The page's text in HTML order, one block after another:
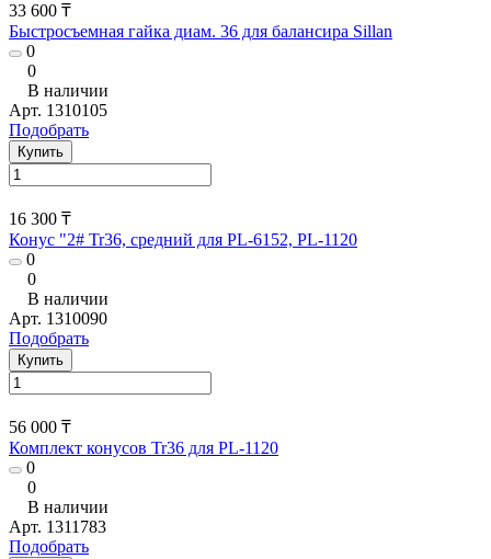
33 600 ₸
Быстросъемная гайка диам. 36 для балансира Sillan
0
0
В наличии
Арт. 1310105
Подобрать
Купить
16 300 ₸
Конус "2# Tr36, средний для PL-6152, PL-1120
0
0
В наличии
Арт. 1310090
Подобрать
Купить
56 000 ₸
Комплект конусов Tr36 для PL-1120
0
0
В наличии
Арт. 1311783
Подобрать